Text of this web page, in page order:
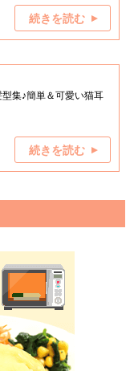
続きを読む
集♪簡単＆可愛い猫耳
続きを読む